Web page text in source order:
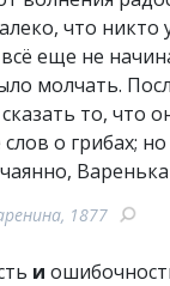
что никто
еще не
молчать.
то, что
о грибах;
Варенька
1877
и